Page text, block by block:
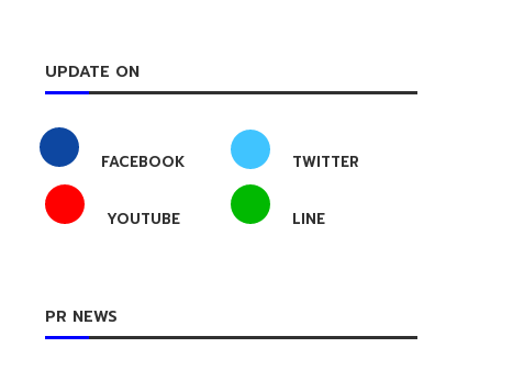
UPDATE ON
FACEBOOK TWITTER
YOUTUBE LINE
PR NEWS